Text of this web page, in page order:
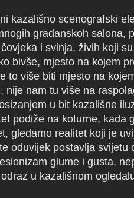
kazališno scenografski
građanskoh salona,
i svinja, živih koji
bivše, mjesto na kojem
to više biti mjesto na
nije nam tu više na
u bit kazališne
podiže na koturne, kada
gledamo realitet koji je
oduvijek postavlja svijetu
glume i gusta,
u kazališnom